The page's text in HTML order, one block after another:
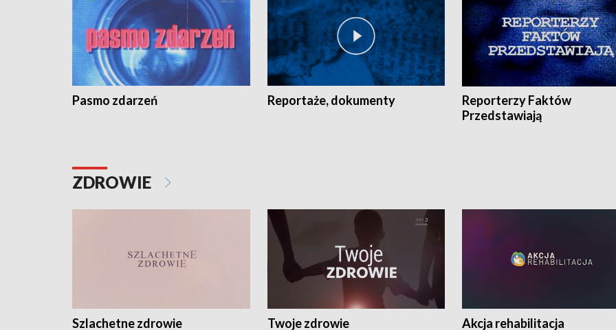
Pasmo zdarzeń Reportaże, dokumenty
Reporterzy Faktów
Przedstawiają
ZDROWIE
Szlachetne zdrowie Twoje zdrowie Akcja rehabilitacja